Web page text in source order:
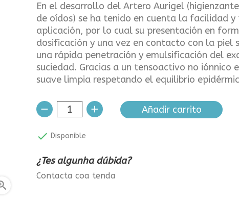
En el desarrollo del Artero Aurigel (higienzante
de oídos) se ha tenido en cuenta la facilidad y
aplicación, por lo cual su presentación en
dosificación y una vez en contacto con la piel
una rápida penetración y emulsificación del
suciedad. Gracias a un tensoactivo no iónnico
suave limpia respetando el equilibrio
Añadir carrito
 Disponible
¿Tes algunha dúbida?
Contacta coa tenda